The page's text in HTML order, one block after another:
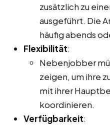
zusätzlich zu
ausgeführt. Die
häufig abends
Flexibilität:
Nebenjobber
zeigen, um ihre
mit ihrer
koordinieren.
Verfügbarkeit: